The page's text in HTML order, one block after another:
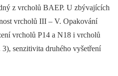
z vrcholů BAEP. U zbývajících
vrcholů III –⁠ V. Opakování
vrcholů P14 a N18 i vrcholů
senzitivita druhého vyšetření